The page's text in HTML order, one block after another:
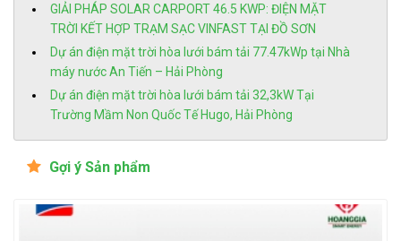
GIẢI PHÁP SOLAR CARPORT 46.5 KWP: ĐIỆN MẶT
TRỜI KẾT HỢP TRẠM SẠC VINFAST TẠI ĐỒ SƠN
Dự án điện mặt trời hòa lưới bám tải 77.47kWp tại Nhà
máy nước An Tiến – Hải Phòng
Dự án điện mặt trời hòa lưới bám tải 32,3kW Tại
Trường Mầm Non Quốc Tế Hugo, Hải Phòng
Gợi ý Sản phẩm